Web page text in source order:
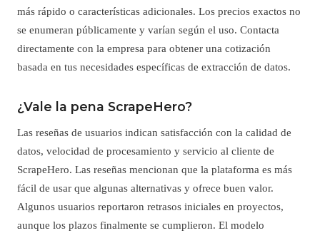
más rápido o características adicionales. Los precios exactos no
se enumeran públicamente y varían según el uso. Contacta
directamente con la empresa para obtener una cotización
basada en tus necesidades específicas de extracción de datos.
¿Vale la pena ScrapeHero?
Las reseñas de usuarios indican satisfacción con la calidad de
datos, velocidad de procesamiento y servicio al cliente de
ScrapeHero. Las reseñas mencionan que la plataforma es más
fácil de usar que algunas alternativas y ofrece buen valor.
Algunos usuarios reportaron retrasos iniciales en proyectos,
aunque los plazos finalmente se cumplieron. El modelo